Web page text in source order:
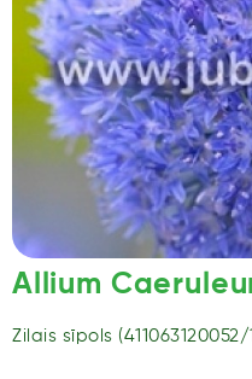
Allium
Zilais sīpols (411063120052/